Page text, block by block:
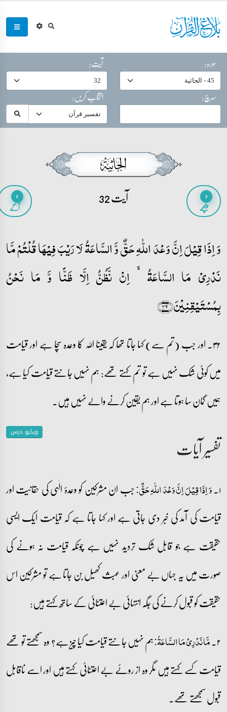
سورہ:
آیت:
سرچ:
انتخاب کریں:
پیچھے آیت 32 آگے
وَ اِذَا قِیۡلَ اِنَّ وَعۡدَ اللّٰہِ حَقٌّ وَّ السَّاعَۃُ لَا رَیۡبَ فِیۡہَا قُلۡتُمۡ مَّا
نَدۡرِیۡ مَا السَّاعَۃُ ۙ اِنۡ نَّظُنُّ اِلَّا ظَنًّا وَّ مَا نَحۡنُ
بِمُسۡتَیۡقِنِیۡنَ﴿۳۲﴾
۳۲۔ اور جب (تم سے) کہا جاتا تھا کہ یقینا اللہ کا وعدہ سچا ہے اور قیامت
میں کوئی شک نہیں ہے تو تم کہتے تھے: ہم نہیں جانتے قیامت کیا ہے،
ہمیں گمان سا ہوتا ہے اور ہم یقین کرنے والے نہیں ہیں۔
ویڈیو درس تفسیر آیات
۱۔ وَ اِذَا قِیۡلَ اِنَّ وَعۡدَ اللّٰہِ حَقٌّ:جب ان مشرکین کو وعدۂ الٰہی کی حقانیت اور
قیامت کی آمد کی خبر دی جاتی ہے اور کہا جاتا ہے کہ قیامت ایک ایسی
حقیقت ہے جو قابل شک تردید نہیں ہے چونکہ قیامت نہ ہونے کی
صورت میں یہ جہاں بے معنی اور عبث کھیل بن جاتا ہے تو مشرکین اس
حقیقت کو قبول کرنے کی جگہ انتہائی بے اعتنائی کے ساتھ کہتے ہیں:
۲۔ مَّا نَدۡرِیۡ مَا السَّاعَۃُ:ہم نہیں جانتے قیامت کیا چیز ہے؟ وہ سمجھتے تو تھے
قیامت کسے کہتے ہیں مگر وہ از روئے بے اعتنائی کہتے ہیں اور اسے ناقابل
قبول سمجھتے تھے۔